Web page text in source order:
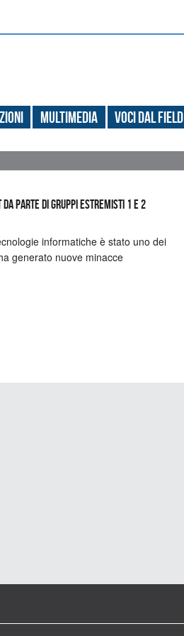
Multimedia Voci dal field
parte di gruppi estremisti 1 e 2
informatiche è stato uno dei
generato nuove minacce